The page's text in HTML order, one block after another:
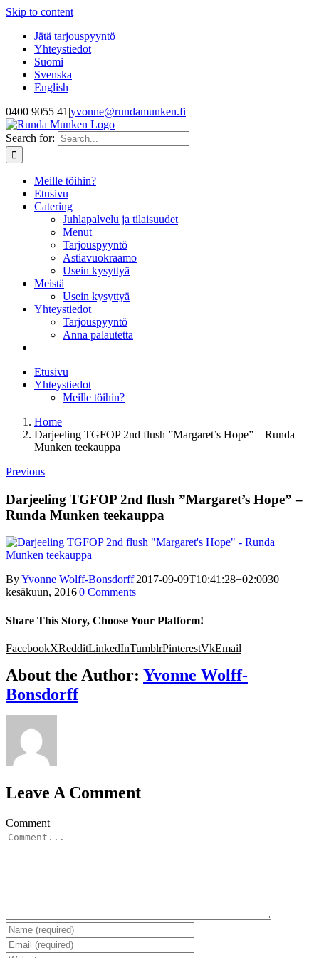
Skip to content
Jätä tarjouspyyntö
Yhteystiedot
Suomi
Svenska
English
0400 9055 41 |yvonne@rundamunken.fi
Search for:
Meille töihin?
Etusivu
Catering
Juhlapalvelu ja tilaisuudet
Menut
Tarjouspyyntö
Astiavuokraamo
Usein kysyttyä
Meistä
Usein kysyttyä
Yhteystiedot
Tarjouspyyntö
Anna palautetta
Etusivu
Yhteystiedot
Meille töihin?
Home
Darjeeling TGFOP 2nd flush ”Margaret’s Hope” – Runda
Munken teekauppa
Previous
Darjeeling TGFOP 2nd flush ”Margaret’s Hope” –
Runda Munken teekauppa
ByYvonne Wolff-Bonsdorff|2017-09-09T10:41:28+02:0030
kesäkuun, 2016|0 Comments
Share This Story, Choose Your Platform!
FacebookXRedditLinkedInTumblrPinterestVkEmail
About the Author: Yvonne Wolff-
Bonsdorff
Leave A Comment
Comment